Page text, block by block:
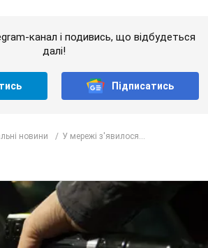
канал і подивись, що відбудеться
далі!
Підписатись
новини У мережі з'явилося...